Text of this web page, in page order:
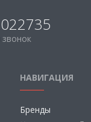
НАВИГАЦИЯ
Бренды